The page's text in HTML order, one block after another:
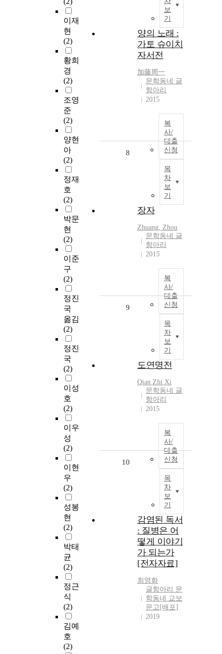
이재
현
(2)
황희
경
(2)
조영
준
(2)
양현
아
(2)
정재
호
(2)
박문
현
(2)
이준
구
(2)
정진
국
옮김
(2)
정진
국
(2)
이성
호
(2)
이우
성
(2)
이현
우
(2)
성봉
현
(2)
박태
균
(2)
정근
식
(2)
김예
호
(2)
보
기
양의 노래 :
가토 슈이치
자서전
加藤周一
문학동네 글
항아리
2015
복
사/
대출
신청
목
차
보
기
8
장자
Zhuang, Zhou
문학동네 글
항아리
2015
복
사/
대출
신청
목
차
보
기
9
도연명전
Qian Zhi Xi
문학동네 글
항아리
2015
복
사/
대출
신청
목
차
보
기
10
감염된 독서
: 질병은 어
떻게 이야기
가 되는가
[전자자료]
최영화
글항아리 문
학동네 교보
문고[배포]
2019